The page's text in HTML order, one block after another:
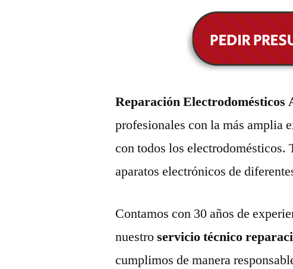
Reparación Electrodomésticos
profesionales con la más amplia
con todos los electrodomésticos.
aparatos electrónicos de
Contamos con 30 años de
nuestroservicio técnico
cumplimos de manera